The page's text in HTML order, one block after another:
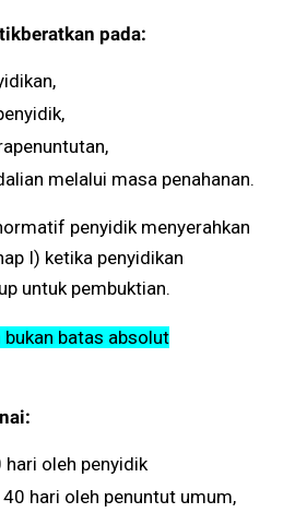
pada:
melalui masa penahanan.
penyidik menyerahkan
I) ketika penyidikan
untuk pembuktian.
bukan batas absolut
hari oleh penyidik
hari oleh penuntut umum,